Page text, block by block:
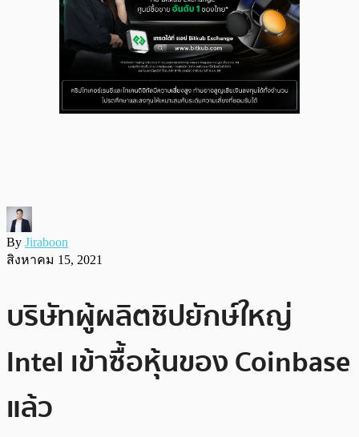
By Jiraboon
สิงหาคม 15, 2021
บริษัทผู้ผลิตชิปยักษ์ใหญ่
Intel เข้าซื้อหุ้นของ Coinbase
แล้ว